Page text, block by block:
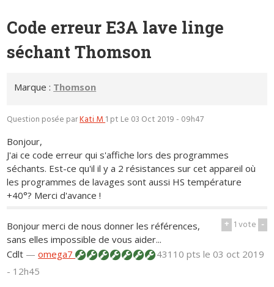
Code erreur E3A lave linge
séchant Thomson
Marque : Thomson
Question posée parKati M1 pt Le 03 Oct 2019 - 09h47
Bonjour,
J'ai ce code erreur qui s'affiche lors des programmes
séchants. Est-ce qu'il il y a 2 résistances sur cet appareil où
les programmes de lavages sont aussi HS température
+40°? Merci d'avance !
+ 1vote -
Bonjour merci de nous donner les références,
sans elles impossible de vous aider...
Cdlt —omega7 43110 ptsle 03 oct 2019
- 12h45